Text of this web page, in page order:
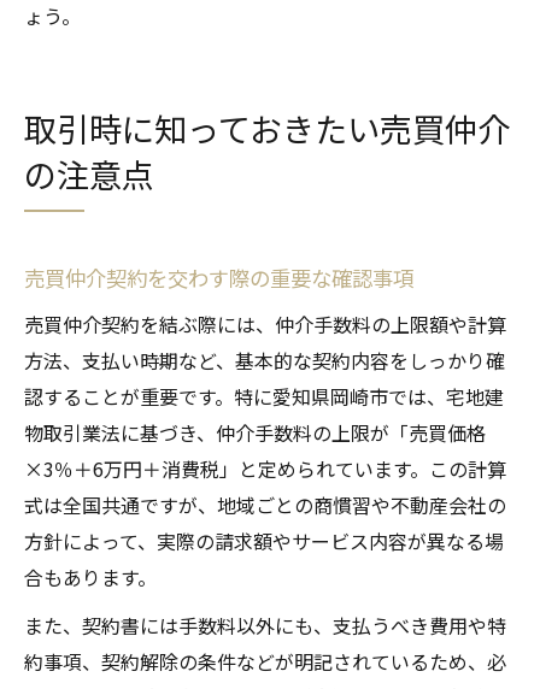
ょう。
取引時に知っておきたい売買仲介
の注意点
売買仲介契約を交わす際の重要な確認事項
売買仲介契約を結ぶ際には、仲介手数料の上限額や計算
方法、支払い時期など、基本的な契約内容をしっかり確
認することが重要です。特に愛知県岡崎市では、宅地建
物取引業法に基づき、仲介手数料の上限が「売買価格
×3％＋6万円＋消費税」と定められています。この計算
式は全国共通ですが、地域ごとの商慣習や不動産会社の
方針によって、実際の請求額やサービス内容が異なる場
合もあります。
また、契約書には手数料以外にも、支払うべき費用や特
約事項、契約解除の条件などが明記されているため、必